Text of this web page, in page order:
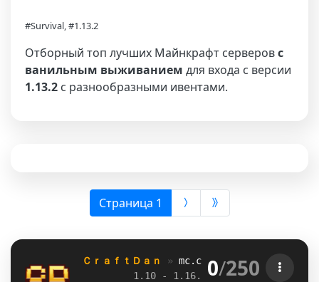
#Survival, #1.13.2
Отборный топ лучших Майнкрафт серверовс
ванильным выживанием для входа с версии
1.13.2 с разнообразными ивентами.
Страница 1 (выбрана)
ＣｒａｆｔＤａｎ » mc.craftdan.net //
1.10 - 1.16.5 //
0/250